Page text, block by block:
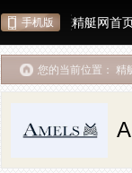
手机版 精艇网首
您的当前位置： 精